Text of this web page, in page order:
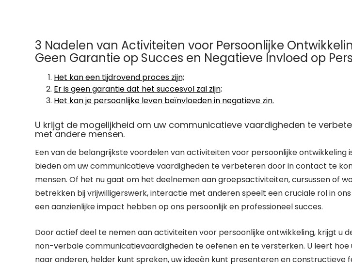
3 Nadelen van Activiteiten voor Persoonlijke
Geen Garantie op Succes en Negatieve Invloed op
Het kan een tijdrovend proces zijn;
Er is geen garantie dat het succesvol zal zijn;
Het kan je persoonlijke leven beïnvloeden in negatieve zin.
U krijgt de mogelijkheid om uw communicatieve vaardigheden te
met andere mensen.
Een van de belangrijkste voordelen van activiteiten voor persoonlijke ontwikkeling
bieden om uw communicatieve vaardigheden te verbeteren door in contact te
mensen. Of het nu gaat om het deelnemen aan groepsactiviteiten, cursussen of
betrekken bij vrijwilligerswerk, interactie met anderen speelt een cruciale rol in
een aanzienlijke impact hebben op ons persoonlijk en professioneel succes.
Door actief deel te nemen aan activiteiten voor persoonlijke ontwikkeling, krijgt u
non-verbale communicatievaardigheden te oefenen en te versterken. U leert
naar anderen, helder kunt spreken, uw ideeën kunt presenteren en constructieve